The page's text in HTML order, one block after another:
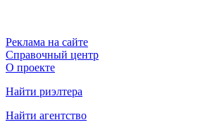
Реклама на сайте
Справочный центр
О проекте
Найти риэлтера
Найти агентство